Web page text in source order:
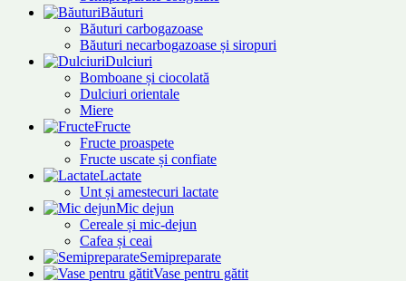
Băuturi
Băuturi carbogazoase
Băuturi necarbogazoase și siropuri
Dulciuri
Bomboane și ciocolată
Dulciuri orientale
Miere
Fructe
Fructe proaspete
Fructe uscate și confiate
Lactate
Unt și amestecuri lactate
Mic dejun
Cereale și mic-dejun
Cafea și ceai
Semipreparate
Vase pentru gătit